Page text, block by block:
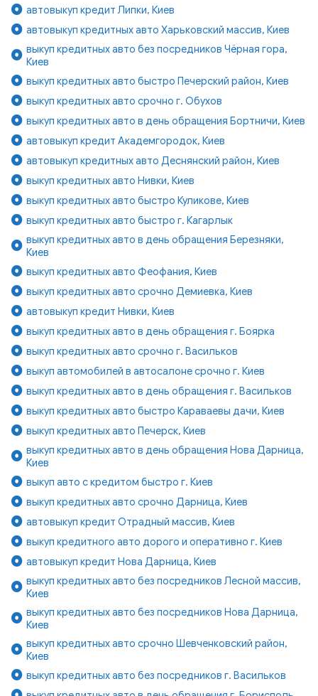
автовыкуп кредит Липки, Киев
автовыкуп кредитных авто Харьковский массив, Киев
выкуп кредитных авто без посредников Чёрная гора,
Киев
выкуп кредитных авто быстро Печерский район, Киев
выкуп кредитных авто срочно г. Обухов
выкуп кредитных авто в день обращения Бортничи, Киев
автовыкуп кредит Академгородок, Киев
автовыкуп кредитных авто Деснянский район, Киев
выкуп кредитных авто Нивки, Киев
выкуп кредитных авто быстро Куликове, Киев
выкуп кредитных авто быстро г. Кагарлык
выкуп кредитных авто в день обращения Березняки,
Киев
выкуп кредитных авто Феофания, Киев
выкуп кредитных авто срочно Демиевка, Киев
автовыкуп кредит Нивки, Киев
выкуп кредитных авто в день обращения г. Боярка
выкуп кредитных авто срочно г. Васильков
выкуп автомобилей в автосалоне срочно г. Киев
выкуп кредитных авто в день обращения г. Васильков
выкуп кредитных авто быстро Караваевы дачи, Киев
выкуп кредитных авто Печерск, Киев
выкуп кредитных авто в день обращения Нова Дарница,
Киев
выкуп авто с кредитом быстро г. Киев
выкуп кредитных авто срочно Дарница, Киев
автовыкуп кредит Отрадный массив, Киев
выкуп кредитного авто дорого и оперативно г. Киев
автовыкуп кредит Нова Дарница, Киев
выкуп кредитных авто без посредников Лесной массив,
Киев
выкуп кредитных авто без посредников Нова Дарница,
Киев
выкуп кредитных авто срочно Шевченковский район,
Киев
выкуп кредитных авто без посредников г. Васильков